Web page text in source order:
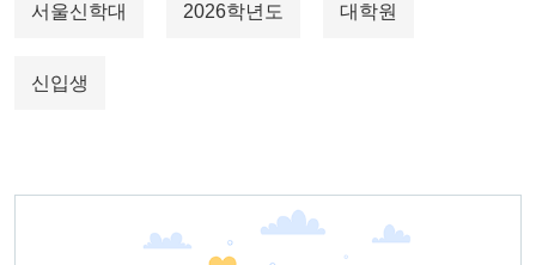
서울신학대 2026학년도 대학원
신입생